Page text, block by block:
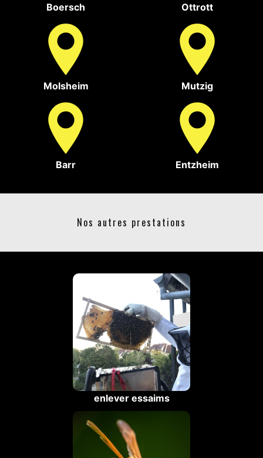
Boersch Ottrott
Molsheim Mutzig
Barr Entzheim
Nos autres prestations
enlever essaims